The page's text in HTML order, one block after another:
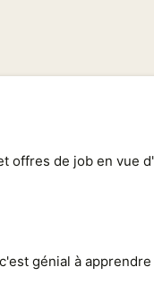
de job en vue
génial à